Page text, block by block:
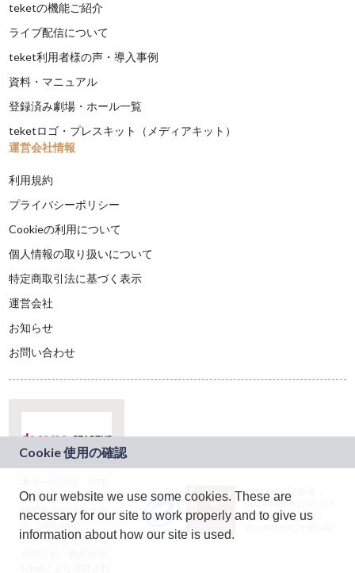
teketの機能ご紹介
ライブ配信について
teket利用者様の声・導入事例
資料・マニュアル
登録済み劇場・ホール一覧
teketロゴ・プレスキット（メディアキット）
運営会社情報
利用規約
プライバシーポリシー
Cookieの利用について
個人情報の取り扱いについて
特定商取引法に基づく表示
運営会社
お知らせ
お問い合わせ
ドコモグループの新
規事業創出プログラ
ム「docomo
STARTUP」を通じて
JASRAC許諾番号：
9024936001Y45037
JASRAC許諾番号：
On our website we use some cookies. These are
necessary for our site to work properly and to give us
information about how our site is used.